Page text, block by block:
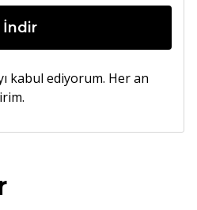
İndir
kabul ediyorum. Her an